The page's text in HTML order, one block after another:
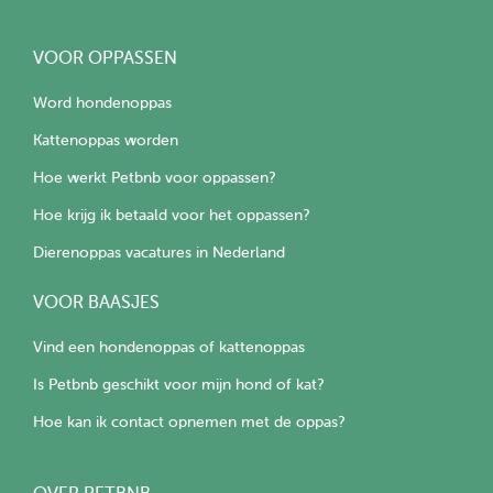
VOOR OPPASSEN
Word hondenoppas
Kattenoppas worden
Hoe werkt Petbnb voor oppassen?
Hoe krijg ik betaald voor het oppassen?
Dierenoppas vacatures in Nederland
VOOR BAASJES
Vind een hondenoppas of kattenoppas
Is Petbnb geschikt voor mijn hond of kat?
Hoe kan ik contact opnemen met de oppas?